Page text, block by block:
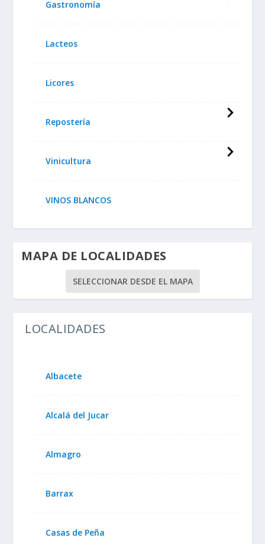
Gastronomía
Lacteos
Licores
Repostería
Vinicultura
VINOS BLANCOS
MAPA DE LOCALIDADES
SELECCIONAR DESDE EL MAPA
LOCALIDADES
Albacete
Alcalá del Jucar
Almagro
Barrax
Casas de Peña